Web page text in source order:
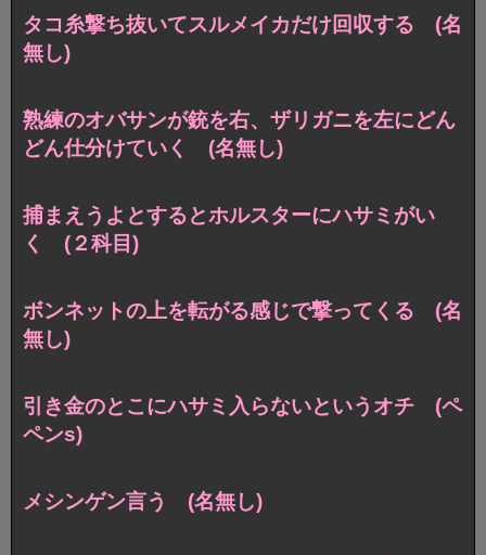
タコ糸撃ち抜いてスルメイカだけ回収する (名
無し)
熟練のオバサンが銃を右、ザリガニを左にどん
どん仕分けていく (名無し)
捕まえうよとするとホルスターにハサミがい
く (２科目)
ボンネットの上を転がる感じで撃ってくる (名
無し)
引き金のとこにハサミ入らないというオチ (ペ
ペンs)
メシンゲン言う (名無し)